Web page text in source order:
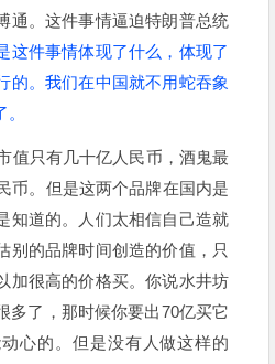
通。这件事情逼迫特朗普总统
这件事情体现了什么，体现了
的。我们在中国就不用蛇吞象
值只有几十亿人民币，酒鬼最
币。但是这两个品牌在国内是
知道的。人们太相信自己造就
别的品牌时间创造的价值，只
加很高的价格买。你说水井坊
多了，那时候你要出70亿买它
心的。但是没有人做这样的